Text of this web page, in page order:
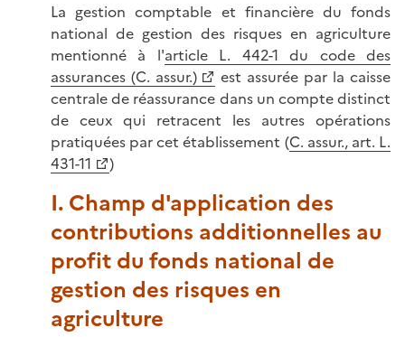
La gestion comptable et financière du fonds
national de gestion des risques en agriculture
mentionné à l'article L. 442-1 du code des
assurances (C. assur.)
est assurée par la caisse
centrale de réassurance dans un compte distinct
de ceux qui retracent les autres opérations
pratiquées par cet établissement (C. assur., art. L.
431-11
)
I. Champ d'application des
contributions additionnelles au
profit du fonds national de
gestion des risques en
agriculture